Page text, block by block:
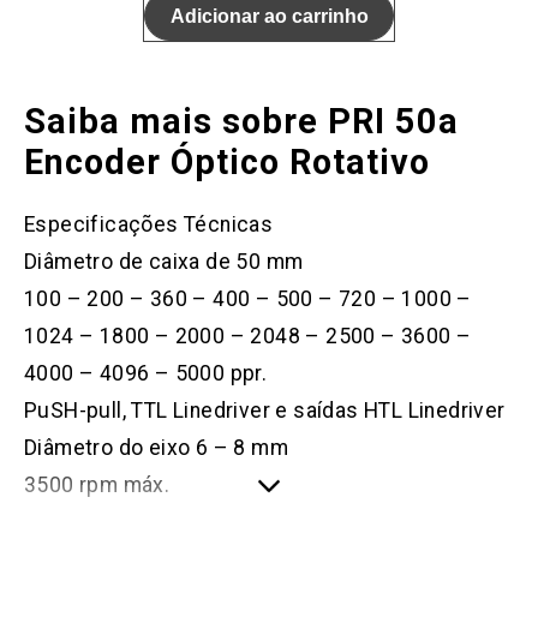
Adicionar ao carrinho
Saiba mais sobre PRI 50a
Encoder Óptico Rotativo
Especificações Técnicas
Diâmetro de caixa de 50 mm
100 – 200 – 360 – 400 – 500 – 720 – 1000 –
1024 – 1800 – 2000 – 2048 – 2500 – 3600 –
4000 – 4096 – 5000 ppr.
PuSH-pull, TTL Linedriver e saídas HTL Linedriver
Diâmetro do eixo 6 – 8 mm
3500 rpm máx.